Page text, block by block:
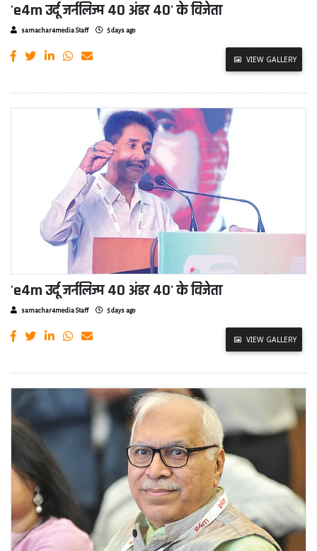
'e4m उर्दू जर्नलिज्म 40 अंडर 40' के विजेता
samachar4media Staff 5 days ago
VIEW GALLERY
'e4m उर्दू जर्नलिज्म 40 अंडर 40' के विजेता
samachar4media Staff 5 days ago
VIEW GALLERY